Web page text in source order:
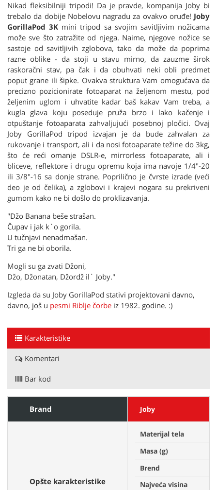
Nikad fleksibilniji tripodi! Da je pravde, kompanija Joby bi
trebalo da dobije Nobelovu nagradu za ovakvo oruđe! Joby
GorillaPod 3K mini tripod sa svojim savitljivim nožicama
može sve što zatražite od njega. Naime, njegove nožice se
sastoje od savitljivih zglobova, tako da može da poprima
razne oblike - da stoji u stavu mirno, da zauzme širok
raskoračni stav, pa čak i da obuhvati neki obli predmet
poput grane ili šipke. Ovakva struktura Vam omogućava da
precizno pozicionirate fotoaparat na željenom mestu, pod
željenim uglom i uhvatite kadar baš kakav Vam treba, a
kugla glava koju poseduje pruža brzo i lako kačenje i
otpuštanje fotoaparata zahvaljujući posebnoj pločici. Ovaj
Joby GorillaPod tripod izvajan je da bude zahvalan za
rukovanje i transport, ali i da nosi fotoaparate težine do 3kg,
što će reći omanje DSLR-e, mirrorless fotoaparate, ali i
bliceve, reflektore i drugu opremu koja ima navoje 1/4"-20
ili 3/8"-16 sa donje strane. Poprilično je čvrste izrade (veći
deo je od čelika), a zglobovi i krajevi nogara su prekriveni
gumom kako ne bi došlo do proklizavanja.
"Džo Banana beše strašan.
Čupav i jak k`o gorila.
U tučnjavi nenadmašan.
Tri ga ne bi oborila.
Mogli su ga zvati Džoni,
Džo, Džonatan, Džordž il` Joby."
Izgleda da su Joby GorillaPod stativi projektovani davno,
davno, još u pesmi Riblje čorbe iz 1982. godine. :)
Karakteristike
Komentari
Bar kod
Brand Joby
Opšte karakteristike
Materijal tela
Masa (g)
Brend
Najveća visina